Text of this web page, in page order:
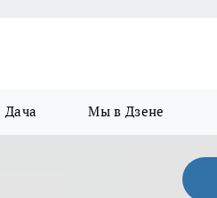
Дача Мы в Дзене